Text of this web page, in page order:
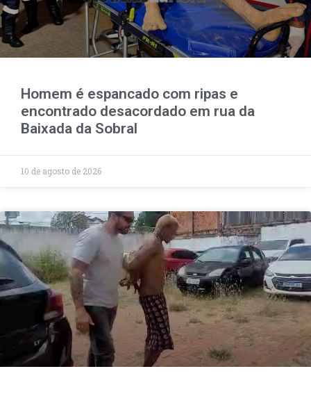
Homem é espancado com ripas e
encontrado desacordado em rua da
Baixada da Sobral
10 de agosto de 2026